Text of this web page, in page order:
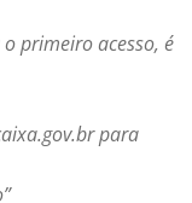
primeiro acesso, é
para